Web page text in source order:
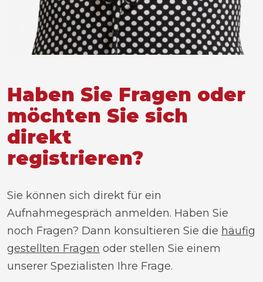
Haben Sie Fragen oder
möchten Sie sich
direkt
registrieren?
Sie können sich direkt für ein
Aufnahmegespräch anmelden. Haben Sie
noch Fragen? Dann konsultieren Sie die häufig
gestellten Fragen oder stellen Sie einem
unserer Spezialisten Ihre Frage.